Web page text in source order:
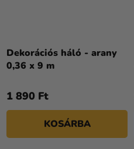
Dekorációs háló - arany
0,36 x 9 m
termék
átlagos
4,0
csillag.
1 890 Ft
KOSÁRBA